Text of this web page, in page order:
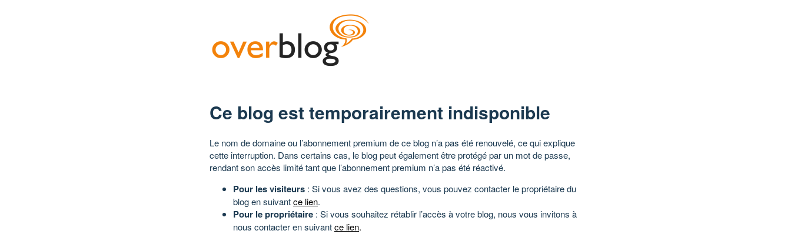
Ce blog est temporairement indisponible
Le nom de domaine ou l’abonnement premium de ce blog n’a pas été renouvelé, ce qui explique
cette interruption. Dans certains cas, le blog peut également être protégé par un mot de passe,
rendant son accès limité tant que l’abonnement premium n’a pas été réactivé.
Pour les visiteurs : Si vous avez des questions, vous pouvez contacter le propriétaire du
blog en suivantce lien.
Pour le propriétaire : Si vous souhaitez rétablir l’accès à votre blog, nous vous invitons à
nous contacter en suivantce lien.